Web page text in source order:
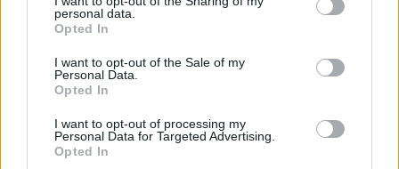
personal data.
Opted In
I want to opt-out of the Sale of my
Personal Data.
Opted In
I want to opt-out of processing my
Personal Data for Targeted Advertising.
Opted In
fut, a kínai államtanács tagját, védelmi
Peszkov, a Kreml szóvivője.
Véleménye szerint, el kell utasítani minden,
Tajvan ügyeibe való külső beavatkozást, mert